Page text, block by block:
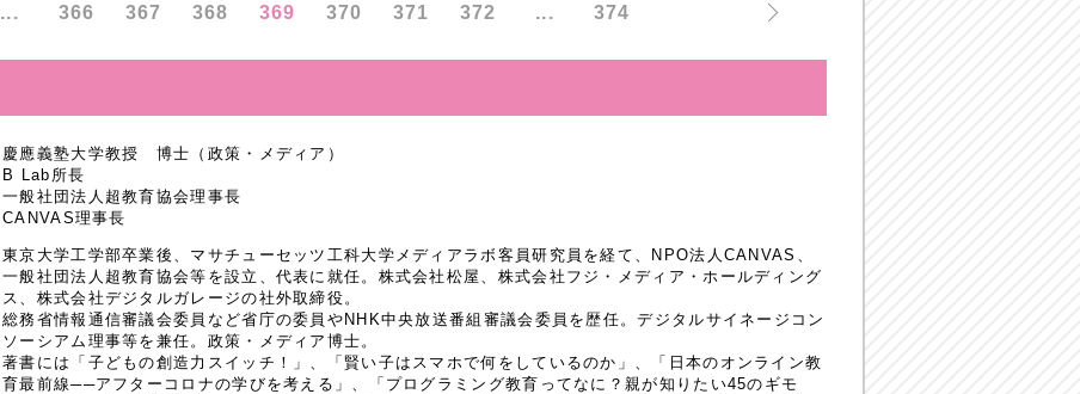
... 366 367 368 369 370 371 372 ... 374
慶應義塾大学教授 博士（政策・メディア）
B Lab所長
一般社団法人超教育協会理事長
CANVAS理事長
東京大学工学部卒業後、マサチューセッツ工科大学メディアラボ客員研究員を経て、NPO法人CANVAS、
一般社団法人超教育協会等を設立、代表に就任。株式会社松屋、株式会社フジ・メディア・ホールディング
ス、株式会社デジタルガレージの社外取締役。
総務省情報通信審議会委員など省庁の委員やNHK中央放送番組審議会委員を歴任。デジタルサイネージコン
ソーシアム理事等を兼任。政策・メディア博士。
著書には「子どもの創造力スイッチ！」、「賢い子はスマホで何をしているのか」、「日本のオンライン教
育最前線──アフターコロナの学びを考える」、「プログラミング教育ってなに？親が知りたい45のギモ